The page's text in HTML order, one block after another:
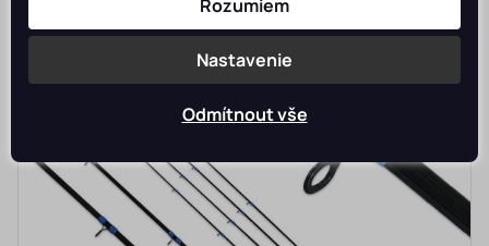
Rozumiem
Nastavenie
Odmítnout vše